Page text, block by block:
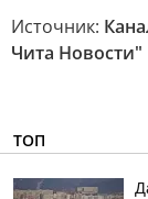
Источник:
Чита Новости"
ТОП